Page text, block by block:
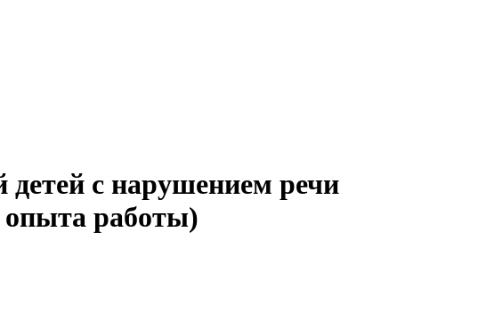
детей с нарушением речи
опыта работы)